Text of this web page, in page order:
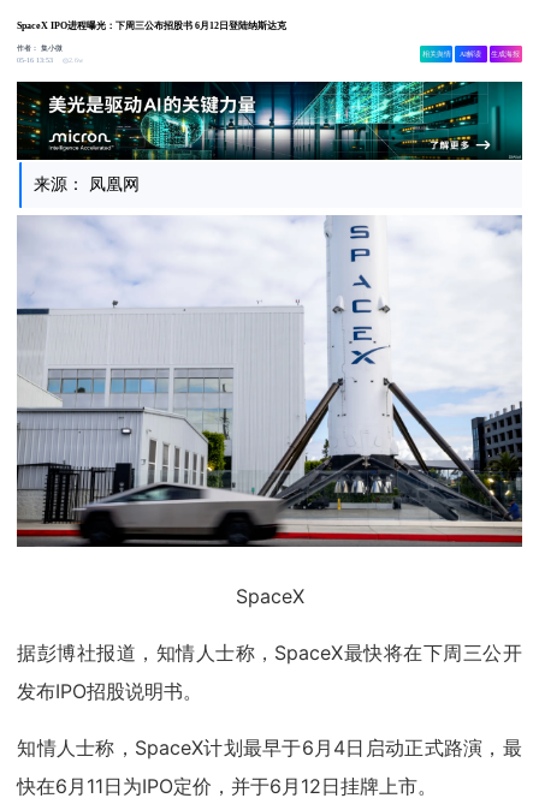
SpaceX IPO进程曝光：下周三公布招股书 6月12日登陆纳斯达克
作者：集小微
05-16 13:53
2.6w
相关舆情 AI解读 生成海报
来源： 凤凰网
SpaceX
据彭博社报道，知情人士称，SpaceX最快将在下周三公开
发布IPO招股说明书。
知情人士称，SpaceX计划最早于6月4日启动正式路演，最
快在6月11日为IPO定价，并于6月12日挂牌上市。